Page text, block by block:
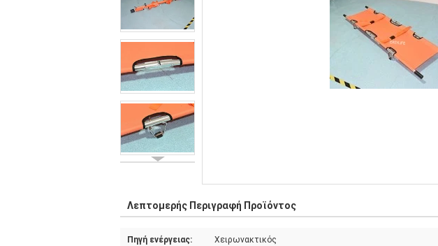
Λεπτομερής Περιγραφή Προϊόντος
Πηγή ενέργειας: Χειρωνακτικός